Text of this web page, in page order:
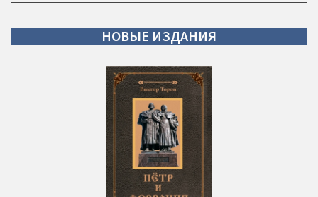
НОВЫЕ ИЗДАНИЯ